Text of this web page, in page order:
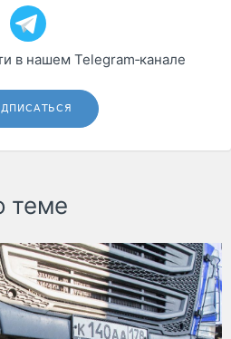
в нашем Telegram‑канале
теме